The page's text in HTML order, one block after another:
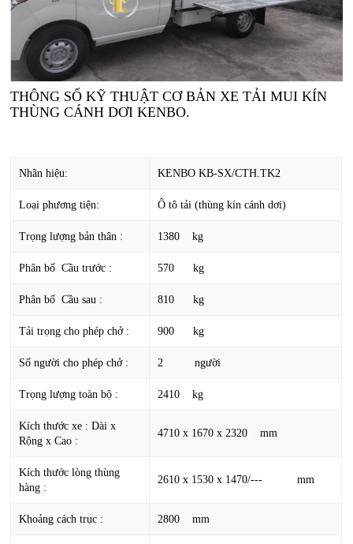
THÔNG SỐ KỸ THUẬT CƠ BẢN XE TẢI MUI KÍN
THÙNG CÁNH DƠI KENBO.
Nhãn hiệu: KENBO KB-SX/CTH.TK2
Loại phương tiện: Ô tô tải (thùng kín cánh dơi)
Trọng lượng bản thân : 1380 kg
Phân bố Cầu trước : 570 kg
Phân bố Cầu sau : 810 kg
Tải trọng cho phép chở : 900 kg
Số người cho phép chở : 2 người
Trọng lượng toàn bộ : 2410 kg
Kích thước xe : Dài x
Rộng x Cao :
4710 x 1670 x 2320 mm
Kích thước lòng thùng
hàng :
2610 x 1530 x 1470/--- mm
Khoảng cách trục : 2800 mm